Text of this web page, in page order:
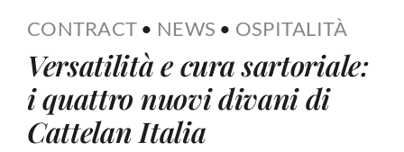
CONTRACT • NEWS • OSPITALITÀ
Versatilità e cura sartoriale:
i quattro nuovi divani di
Cattelan Italia